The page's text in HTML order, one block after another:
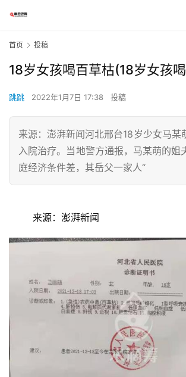
首页 投稿
18岁女孩喝百草枯(18岁女孩
跳跳 2022年1月7日 17:38 投稿
来源：澎湃新闻河北邢台18岁少女马某
入院治疗。当地警方通报，马某萌的姐
庭经济条件差，其岳父一家人“
	来源：澎湃新闻